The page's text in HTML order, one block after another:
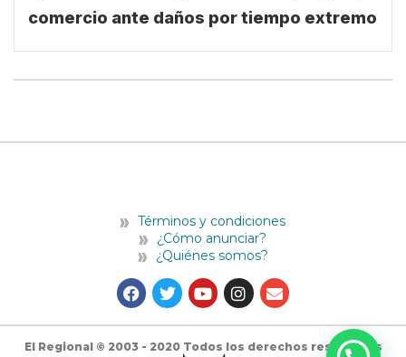
comercio ante daños por tiempo extremo
Términos y condiciones
¿Cómo anunciar?
¿Quiénes somos?
a
c
e
w
i
t
o
u
t
n
s
t
n
v
e
El Regional © 2003 - 2020 Todos los derechos reservados